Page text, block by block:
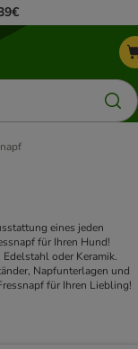
eines jeden
für Ihren Hund!
oder Keramik.
Napfunterlagen und
für Ihren Liebling!